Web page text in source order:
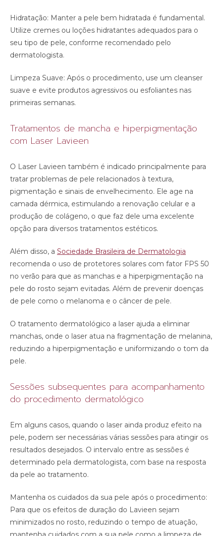
Hidratação: Manter a pele bem hidratada é fundamental.
Utilize cremes ou loções hidratantes adequados para o
seu tipo de pele, conforme recomendado pelo
dermatologista.
Limpeza Suave: Após o procedimento, use um cleanser
suave e evite produtos agressivos ou esfoliantes nas
primeiras semanas.
Tratamentos de mancha e hiperpigmentação
com Laser Lavieen
O Laser Lavieen também é indicado principalmente para
tratar problemas de pele relacionados à textura,
pigmentação e sinais de envelhecimento. Ele age na
camada dérmica, estimulando a renovação celular e a
produção de colágeno, o que faz dele uma excelente
opção para diversos tratamentos estéticos.
Além disso, a Sociedade Brasileira de Dermatologia
recomenda o uso de protetores solares com fator FPS 50
no verão para que as manchas e a hiperpigmentação na
pele do rosto sejam evitadas. Além de prevenir doenças
de pele como o melanoma e o câncer de pele.
O tratamento dermatológico a laser ajuda a eliminar
manchas, onde o laser atua na fragmentação de melanina,
reduzindo a hiperpigmentação e uniformizando o tom da
pele.
Sessões subsequentes para acompanhamento
do procedimento dermatológico
Em alguns casos, quando o laser ainda produz efeito na
pele, podem ser necessárias várias sessões para atingir os
resultados desejados. O intervalo entre as sessões é
determinado pela dermatologista, com base na resposta
da pele ao tratamento.
Mantenha os cuidados da sua pele após o procedimento:
Para que os efeitos de duração do Lavieen sejam
minimizados no rosto, reduzindo o tempo de atuação,